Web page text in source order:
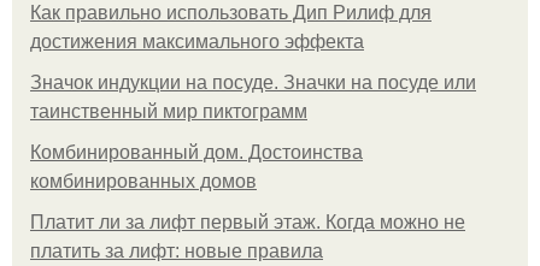
Как правильно использовать Дип Рилиф для
достижения максимального эффекта
Значок индукции на посуде. Значки на посуде или
таинственный мир пиктограмм
Комбинированный дом. Достоинства
комбинированных домов
Платит ли за лифт первый этаж. Когда можно не
платить за лифт: новые правила